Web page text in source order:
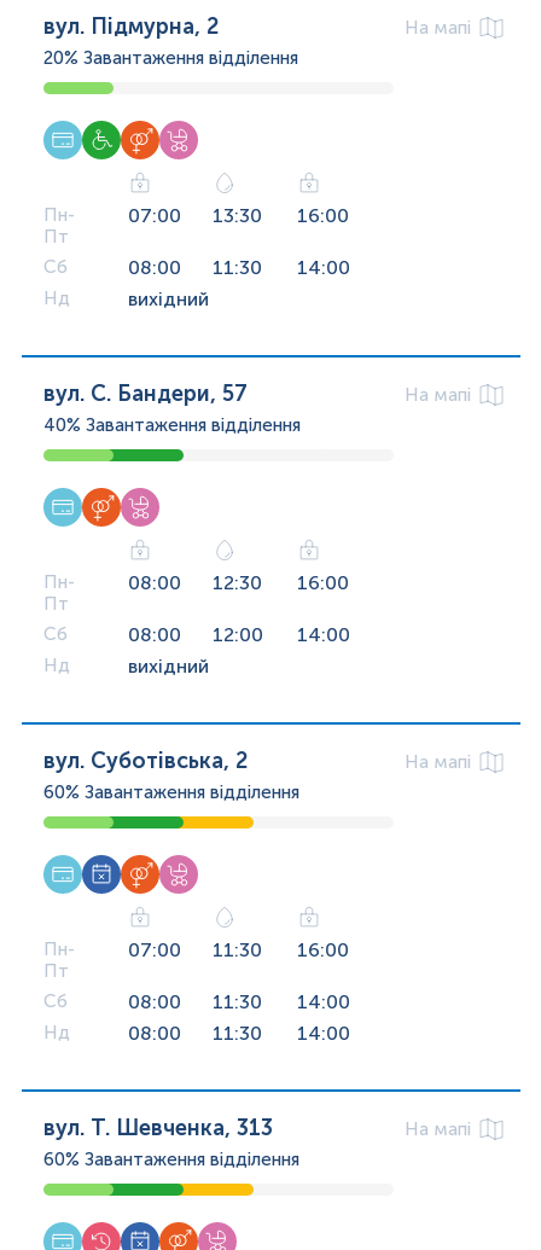
вул. Підмурна, 2
На мапі
20% Завантаження відділення
Пн-
Пт
07:00 13:30 16:00
Сб 08:00 11:30 14:00
Нд вихідний
вул. С. Бандери, 57
На мапі
40% Завантаження відділення
Пн-
Пт
08:00 12:30 16:00
Сб 08:00 12:00 14:00
Нд вихідний
вул. Суботівська, 2
На мапі
60% Завантаження відділення
Пн-
Пт
07:00 11:30 16:00
Сб 08:00 11:30 14:00
Нд 08:00 11:30 14:00
вул. Т. Шевченка, 313
На мапі
60% Завантаження відділення